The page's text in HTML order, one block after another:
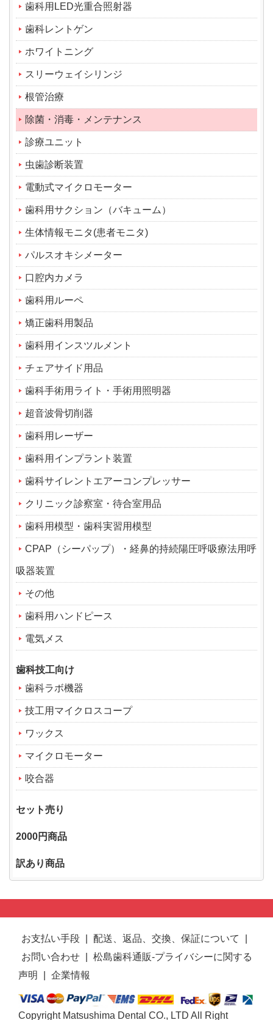
歯科用LED光重合照射器
歯科レントゲン
ホワイトニング
スリーウェイシリンジ
根管治療
除菌・消毒・メンテナンス
診療ユニット
虫歯診断装置
電動式マイクロモーター
歯科用サクション（バキューム）
生体情報モニタ(患者モニタ)
パルスオキシメーター
口腔内カメラ
歯科用ルーペ
矯正歯科用製品
歯科用インスツルメント
チェアサイド用品
歯科手術用ライト・手術用照明器
超音波骨切削器
歯科用レーザー
歯科用インプラント装置
歯科サイレントエアーコンプレッサー
クリニック診察室・待合室用品
歯科用模型・歯科実習用模型
CPAP（シーパップ）・経鼻的持続陽圧呼吸療法用呼
吸器装置
その他
歯科用ハンドピース
電気メス
歯科技工向け
歯科ラボ機器
技工用マイクロスコープ
ワックス
マイクロモーター
咬合器
セット売り
2000円商品
訳あり商品
お支払い手段 配送、返品、交換、保証について
お問い合わせ
松島歯科通販-プライバシーに関する
声明
企業情報
Copyright Matsushima Dental CO., LTD All Right